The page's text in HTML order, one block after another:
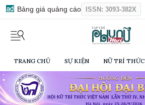
Bảng giá quảng cáo ISSN: 3093-382X
TRANG CHỦ SỰ KIỆN NỮ TRÍ THỨC